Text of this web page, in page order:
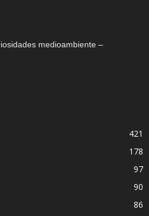
medioambiente –
421
178
97
90
86